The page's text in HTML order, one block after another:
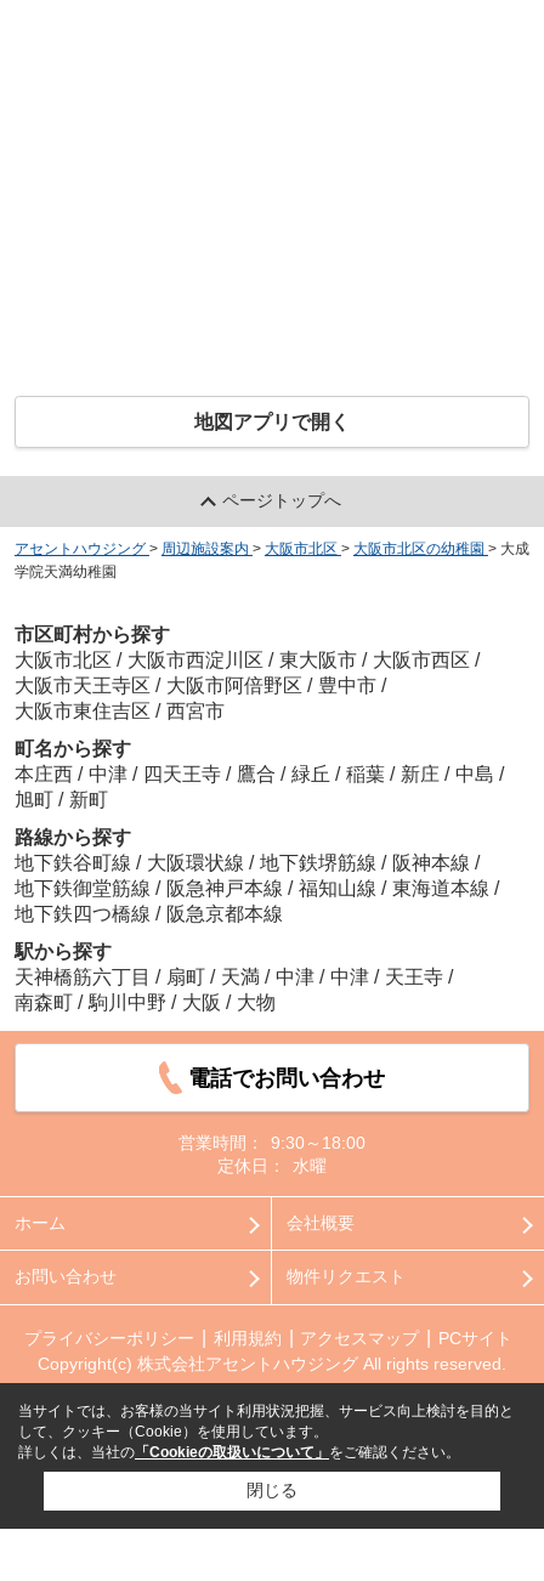
地図アプリで開く
ページトップへ
アセントハウジング > 周辺施設案内 > 大阪市北区 > 大阪市北区の幼稚園 > 大成
学院天満幼稚園
市区町村から探す
大阪市北区 / 大阪市西淀川区 / 東大阪市 / 大阪市西区 /
大阪市天王寺区 / 大阪市阿倍野区 / 豊中市 /
大阪市東住吉区 / 西宮市
町名から探す
本庄西 / 中津 / 四天王寺 / 鷹合 / 緑丘 / 稲葉 / 新庄 / 中島 /
旭町 / 新町
路線から探す
地下鉄谷町線 / 大阪環状線 / 地下鉄堺筋線 / 阪神本線 /
地下鉄御堂筋線 / 阪急神戸本線 / 福知山線 / 東海道本線 /
地下鉄四つ橋線 / 阪急京都本線
駅から探す
天神橋筋六丁目 / 扇町 / 天満 / 中津 / 中津 / 天王寺 /
南森町 / 駒川中野 / 大阪 / 大物
電話でお問い合わせ
営業時間：
9:30～18:00
定休日：
水曜
ホーム 会社概要
お問い合わせ 物件リクエスト
プライバシーポリシー 利用規約 アクセスマップ
PCサイト
Copyright(c) 株式会社アセントハウジング All rights reserved.
当サイトでは、お客様の当サイト利用状況把握、サービス向上検討を目的と
して、クッキー（Cookie）を使用しています。
詳しくは、当社の 「Cookieの取扱いについて」 をご確認ください。
閉じる